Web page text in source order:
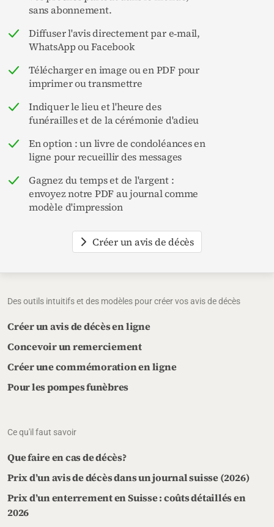
sans abonnement.
Diffuser l'avis directement par e‑mail,
WhatsApp ou Facebook
Télécharger en image ou en PDF pour
imprimer ou transmettre
Indiquer le lieu et l'heure des
funérailles et de la cérémonie d'adieu
En option : un livre de condoléances en
ligne pour recueillir des messages
Gagnez du temps et de l'argent :
envoyez notre PDF au journal comme
modèle d'impression
Créer un avis de décès
Des outils intuitifs et des modèles pour créer vos avis de décès
Créer un avis de décès en ligne
Concevoir un remerciement
Créer une commémoration en ligne
Pour les pompes funèbres
Ce qu'il faut savoir
Que faire en cas de décès?
Prix d’un avis de décès dans un journal suisse (2026)
Prix d’un enterrement en Suisse : coûts détaillés en
2026